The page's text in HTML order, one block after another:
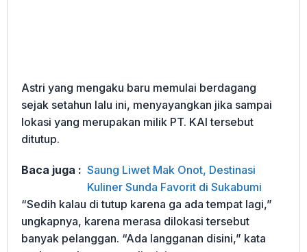
Astri yang mengaku baru memulai berdagang
sejak setahun lalu ini, menyayangkan jika sampai
lokasi yang merupakan milik PT. KAI tersebut
ditutup.
Baca juga : Saung Liwet Mak Onot, Destinasi
Kuliner Sunda Favorit di Sukabumi
“Sedih kalau di tutup karena ga ada tempat lagi,”
ungkapnya, karena merasa dilokasi tersebut
banyak pelanggan. “Ada langganan disini,” kata